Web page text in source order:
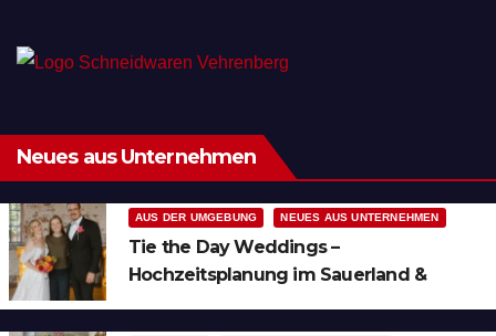
Neues aus Unternehmen
AUS DER UMGEBUNG NEUES AUS UNTERNEHMEN
Tie the Day Weddings –
Hochzeitsplanung im Sauerland &